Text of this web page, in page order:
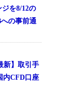
ジを8/12の
の事前通
新】取引手
内CFD口座